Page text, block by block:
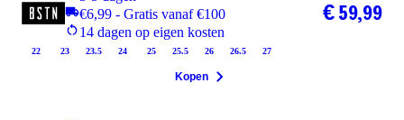
€6,99 - Gratis vanaf €100
14 dagen op eigen kosten
22 23 23.5 24 25 25.5 26 26.5 27
€ 59,99
Kopen